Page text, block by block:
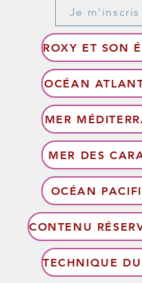
Je m'inscris
OCÉAN
MER
MER DES
OCÉAN